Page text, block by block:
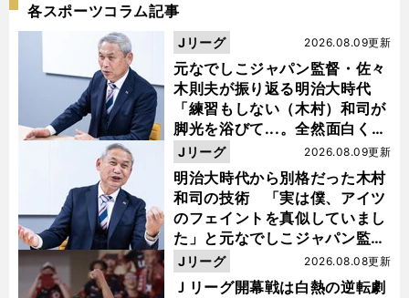
各スポーツコラム記事
元なでしこジャパン監督・佐々
木則夫が振り返る明治大時代
「練習もしない（木村）和司が
脚光を浴びて...。全然面白くな
い４年間でした」
2026.08.09更新
Jリーグ
明治大時代から別格だった木村
和司の技術 「実は僕、アイツ
のフェイントを真似していまし
た」と元なでしこジャパン監
督・佐々木則夫
2026.08.09更新
Jリーグ
Ｊリーグ開幕戦は白熱の逆転劇
2026.08.08更新
Jリーグ